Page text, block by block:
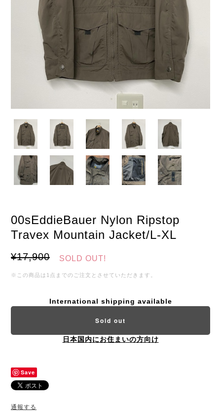
00sEddieBauer Nylon Ripstop
Travex Mountain Jacket/L-XL
¥17,900 SOLD OUT!
※この商品は1点までのご注文とさせていただきます。
International shipping available
Sold out
日本国内にお住まいの方向け
Save
通報する